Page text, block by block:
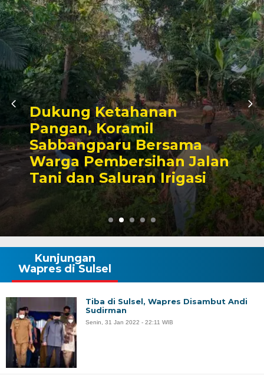
Jalan
Irigasi
Kunjungan
Bupati Wajo,
Komitmen
Kamtibmas dan
Pembangunan
Kunjungan
Wapres di Sulsel
Tiba di Sulsel, Wapres Disambut Andi
Sudirman
Senin, 31 Jan 2022 - 22:11 WIB